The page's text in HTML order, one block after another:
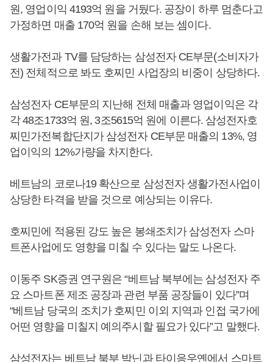
원, 영업이익 4193억 원을 거뒀다. 공장이 하루 멈춘다고
가정하면 매출 170억 원을 손해 보는 셈이다.
생활가전과 TV를 담당하는 삼성전자 CE부문(소비자가
전) 전체적으로 봐도 호찌민 사업장의 비중이 상당하다.
삼성전자 CE부문의 지난해 전체 매출과 영업이익은 각
각 48조1733억 원, 3조5615억 원에 이른다. 삼성전자호
찌민가전복합단지가 삼성전자 CE부문 매출의 13%, 영
업이익의 12%가량을 차지한다.
베트남의 코로나19 확산으로 삼성전자 생활가전사업이
상당한 타격을 받을 것으로 예상되는 이유다.
호찌민에 적용된 강도 높은 봉쇄조치가 삼성전자 스마
트폰사업에도 영향을 미칠 수 있다는 말도 나온다.
이동주 SK증권 연구원은 “베트남 북부에는 삼성전자 주
요 스마트폰 제조 공장과 관련 부품 공장들이 있다”며
“베트남 당국의 조치가 호찌민 이외 지역과 인접 국가에
어떤 영향을 미칠지 예의주시할 필요가 있다”고 말했다.
삼성전자는 베트남 북부 박닌과 타이응우옌에서 스마트